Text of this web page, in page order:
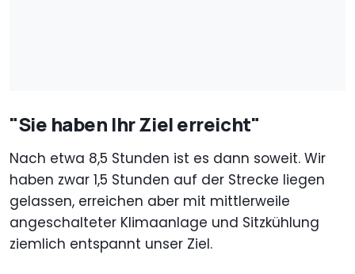
"Sie haben Ihr Ziel erreicht"
Nach etwa 8,5 Stunden ist es dann soweit. Wir
haben zwar 1,5 Stunden auf der Strecke liegen
gelassen, erreichen aber mit mittlerweile
angeschalteter Klimaanlage und Sitzkühlung
ziemlich entspannt unser Ziel.